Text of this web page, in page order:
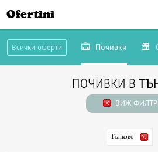
Ofertini
Всички оферти Почивки
ПОЧИВКИ В
ВИЖ
Тънково